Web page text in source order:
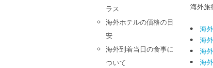
ラス
海外ホテルの価格の目
安
海外到着当日の食事に
ついて
海外旅
海
海
海
海